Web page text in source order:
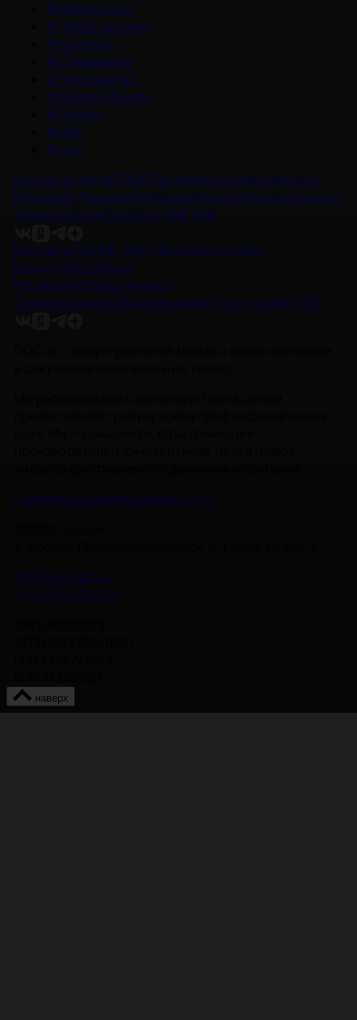
# Милана Бру
#Зубастая няня
# Колобок
# Смешарики
# Чебурашка 3
# Матвей Лыков
#Холод
# НМГ
# док
Контакты Об НМГ ДОКПредложите идею Новости
Интервью Рецензии ОбзорыАнонсы Снимается кино
Энциклопедия Проекты НМГ ДОК
Контакты Об НМГ ДОКПредложите идею
Новости Интервью
Рецензии ОбзорыАнонсы
Снимается кино Энциклопедия Проекты НМГ ДОК
Политика Конфиденциальности
info@nmgdoc.ru
+7 (495) 937-6170
наверх